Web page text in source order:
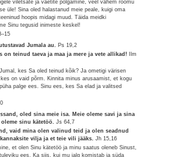
viletsate ja väetite põlgamine, veel vähem rõõmu
üle! Sina oled halastanud meie peale, kuigi oma
hoopis midagi muud. Täida meidki
Sinu tegusid inimeste keskel!
Jumala au. Ps 19,2
on teinud taeva ja maa ja mere ja vete allikad!
Ilm
kes Sa oled teinud kõik? Ja ometigi värisen
on vaid põrm. Kinnita minus arusaamist, et kogu
palge ees. Sinu ees, kes Sa elad ja valitsed
oled sina meie isa. Meie oleme savi ja sina
oleme sinu kätetöö.Js 64,7
vaid mina olen valinud teid ja olen seadnud
vilja ja et teie vili jääks.Jh 15,16
et olen Sinu kätetöö ja minu saatus oleneb Sinust,
ees. Ka siis, kui mu jalg komistab ja süda